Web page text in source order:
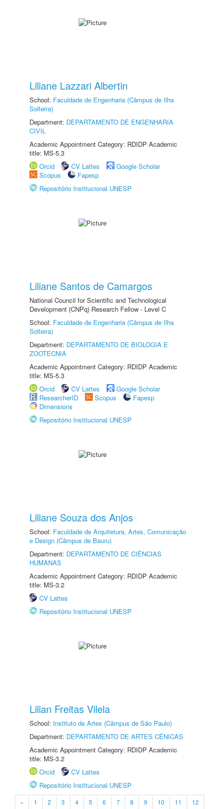
Liliane Lazzari Albertin
School: Faculdade de Engenharia (Câmpus de Ilha
Solteira)
Department: DEPARTAMENTO DE ENGENHARIA
CIVIL
Academic Appointment Category: RDIDP Academic
title: MS-5.3
Orcid
CV Lattes
Google Scholar
Scopus
Fapesp
Repositório Institucional UNESP
Liliane Santos de Camargos
National Council for Scientific and Technological
Development (CNPq) Research Fellow - Level C
School: Faculdade de Engenharia (Câmpus de Ilha
Solteira)
Department: DEPARTAMENTO DE BIOLOGIA E
ZOOTECNIA
Academic Appointment Category: RDIDP Academic
title: MS-5.3
Orcid
CV Lattes
Google Scholar
ResearcherID
Scopus
Fapesp
Dimensions
Repositório Institucional UNESP
Liliane Souza dos Anjos
School: Faculdade de Arquitetura, Artes, Comunicação
e Design (Câmpus de Bauru)
Department: DEPARTAMENTO DE CIÊNCIAS
HUMANAS
Academic Appointment Category: RDIDP Academic
title: MS-3.2
CV Lattes
Repositório Institucional UNESP
Lilian Freitas Vilela
School: Instituto de Artes (Câmpus de São Paulo)
Department: DEPARTAMENTO DE ARTES CÊNICAS
Academic Appointment Category: RDIDP Academic
title: MS-3.2
Orcid
CV Lattes
Repositório Institucional UNESP
« 1 2 3 4 5 6 7 8 9 10 11
12